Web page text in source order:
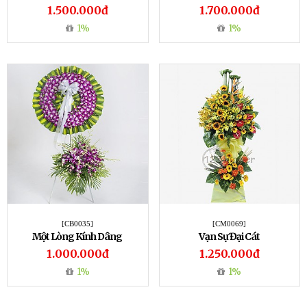
1.500.000đ
1%
1.700.000đ
1%
[CB0035]
Một Lòng Kính Dâng
1.000.000đ
1%
[CM0069]
Vạn Sự Đại Cát
1.250.000đ
1%